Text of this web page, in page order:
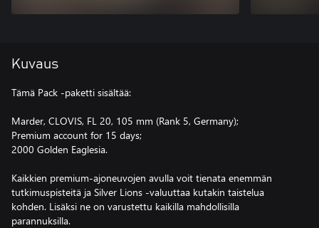
Kuvaus
Tämä Pack -paketti sisältää:
Marder, CLOVIS, FL 20, 105 mm (Rank 5, Germany);
Premium account for 15 days;
2000 Golden Eaglesia.
Kaikkien premium-ajoneuvojen avulla voit tienata enemmän
tutkimuspisteitä ja Silver Lions -valuuttaa kutakin taistelua
kohden. Lisäksi ne on varustettu kaikilla mahdollisilla
parannuksilla.